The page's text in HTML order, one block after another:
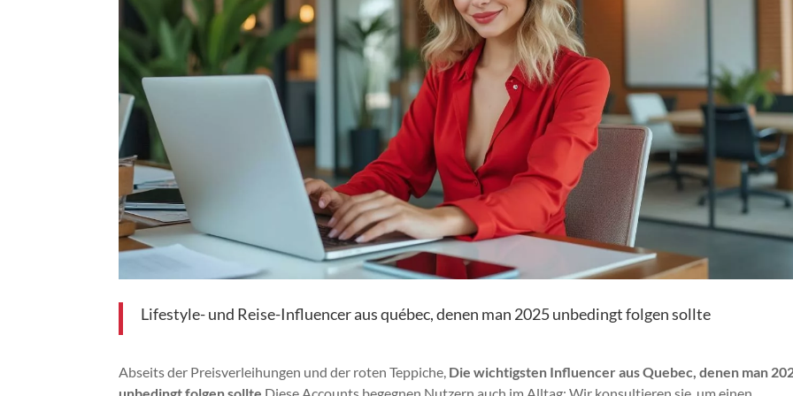
Lifestyle- und Reise-Influencer aus québec, denen man 2025 unbedingt folgen sollte
Abseits der Preisverleihungen und der roten Teppiche, Die wichtigsten Influencer aus Quebec, denen man